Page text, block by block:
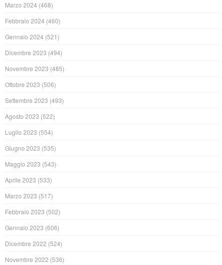
Marzo 2024 (468)
Febbraio 2024 (460)
Gennaio 2024 (521)
Dicembre 2023 (494)
Novembre 2023 (485)
Ottobre 2023 (506)
Settembre 2023 (493)
Agosto 2023 (522)
Luglio 2023 (554)
Giugno 2023 (535)
Maggio 2023 (543)
Aprile 2023 (533)
Marzo 2023 (517)
Febbraio 2023 (502)
Gennaio 2023 (606)
Dicembre 2022 (524)
Novembre 2022 (536)